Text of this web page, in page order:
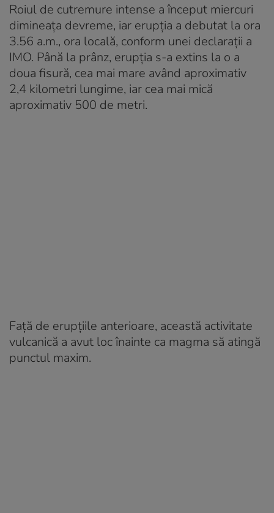
Roiul de cutremure intense a început miercuri
dimineața devreme, iar erupția a debutat la ora
3.56 a.m., ora locală, conform unei declarații a
IMO. Până la prânz, erupția s-a extins la o a
doua fisură, cea mai mare având aproximativ
2,4 kilometri lungime, iar cea mai mică
aproximativ 500 de metri.
Față de erupțiile anterioare, această activitate
vulcanică a avut loc înainte ca magma să atingă
punctul maxim.